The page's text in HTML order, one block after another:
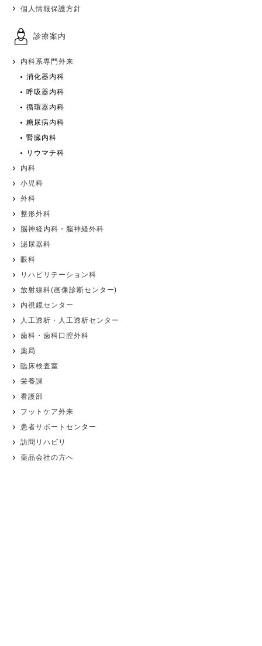
個人情報保護方針
診療案内
内科系専門外来
消化器内科
呼吸器内科
循環器内科
糖尿病内科
腎臓内科
リウマチ科
内科
小児科
外科
整形外科
脳神経内科・脳神経外科
泌尿器科
眼科
リハビリテーション科
放射線科(画像診断センター)
内視鏡センター
人工透析・人工透析センター
歯科・歯科口腔外科
薬局
臨床検査室
栄養課
看護部
フットケア外来
患者サポートセンター
訪問リハビリ
薬品会社の方へ